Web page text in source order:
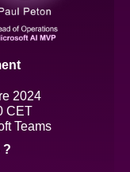
2024
CET
Teams
?